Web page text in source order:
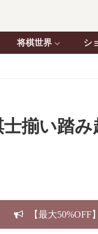
将棋世界 シ
揃い踏
【最大